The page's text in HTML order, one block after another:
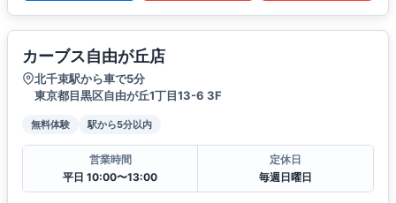
カーブス自由が丘店
北千束駅から車で5分
東京都目黒区自由が丘1丁目13-6 3F
無料体験 駅から5分以内
営業時間
平日 10:00〜13:00
定休日
毎週日曜日